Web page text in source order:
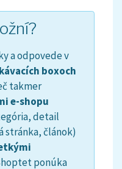
a odpovede v
boxoch
takmer
e-shopu
detail
stránka, článok)
ponúka